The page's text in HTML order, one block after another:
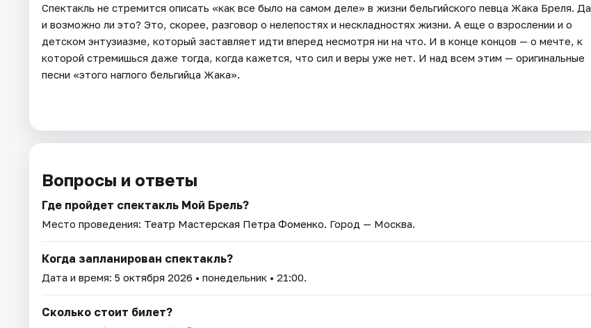
Спектакль не стремится описать «как все было на самом деле» в жизни бельгийского певца Жака Бреля. Да
и возможно ли это? Это, скорее, разговор о нелепостях и нескладностях жизни. А еще о взрослении и о
детском энтузиазме, который заставляет идти вперед несмотря ни на что. И в конце концов — о мечте, к
которой стремишься даже тогда, когда кажется, что сил и веры уже нет. И над всем этим — оригинальные
песни «этого наглого бельгийца Жака».
Вопросы и ответы
Где пройдет спектакль Мой Брель?
Место проведения: Театр Мастерская Петра Фоменко. Город — Москва.
Когда запланирован спектакль?
Дата и время: 5 октября 2026 • понедельник • 21:00.
Сколько стоит билет?